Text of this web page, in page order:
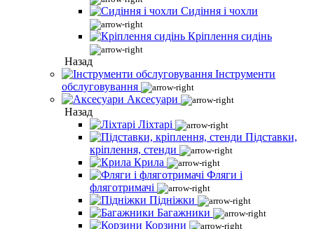
Сидіння і чохли
Кріплення сидінь
Назад
Інструменти
обслуговування
Аксесуари
Назад
Ліхтарі
Підставки,
кріплення, стенди
Крила
Фляги і
фляготримачі
Підніжки
Багажники
Корзини